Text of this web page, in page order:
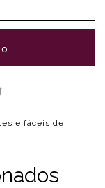
e fáceis de